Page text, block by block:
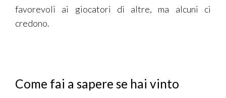
favorevoli ai giocatori di altre, ma alcuni ci
credono.
Come fai a sapere se hai vinto